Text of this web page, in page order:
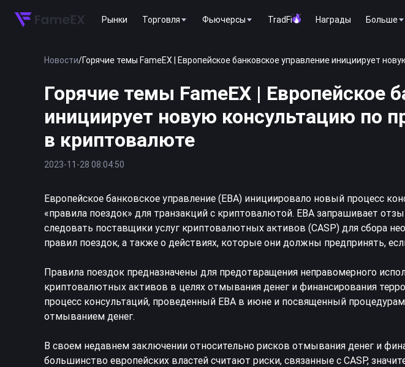
Рынки Торговля Фьючерсы TradFi Награды Больше
Новости/Горячие темы FameEX | Европейское банковское управление инициирует
Горячие темы FameEX | Европейское
инициирует новую консультацию по
в криптовалюте
2023-11-28 08:04:50
Европейское банковское управление (EBA) инициировало новый процесс
«правила поездок» для транзакций с криптовалютой. EBA запрашивает
следовать поставщики услуг криптовалютных активов (CASP) для сбора
правил поездок, а также о действиях, которые они должны предпринять,
Правила поездок предназначены для предотвращения неправомерного
криптовалютных активов в целях отмывания денег и финансирования
процесс консультаций, проведенный EBA в июне и посвященный
отмыванием денег.
В своем недавнем заключении относительно рисков отмывания денег и
большинство европейских властей считают риски, связанные с CASP,